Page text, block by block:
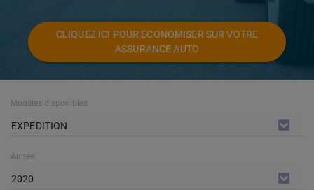
CLIQUEZ ICI POUR ÉCONOMISER SUR VOTRE
ASSURANCE AUTO
Modèles disponibles
EXPEDITION
Année
2020